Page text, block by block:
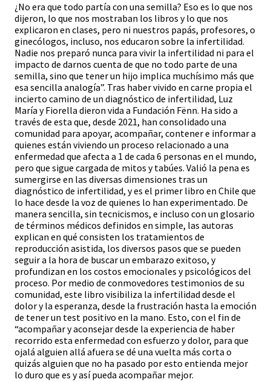
¿No era que todo partía con una semilla? Eso es lo que nos
dijeron, lo que nos mostraban los libros y lo que nos
explicaron en clases, pero ni nuestros papás, profesores, o
ginecólogos, incluso, nos educaron sobre la infertilidad.
Nadie nos preparó nunca para vivir la infertilidad ni para el
impacto de darnos cuenta de que no todo parte de una
semilla, sino que tener un hijo implica muchísimo más que
esa sencilla analogía”. Tras haber vivido en carne propia el
incierto camino de un diagnóstico de infertilidad, Luz
María y Fiorella dieron vida a Fundación Fënn. Ha sido a
través de esta que, desde 2021, han consolidado una
comunidad para apoyar, acompañar, contener e informar a
quienes están viviendo un proceso relacionado a una
enfermedad que afecta a 1 de cada 6 personas en el mundo,
pero que sigue cargada de mitos y tabúes. Valió la pena es
sumergirse en las diversas dimensiones tras un
diagnóstico de infertilidad, y es el primer libro en Chile que
lo hace desde la voz de quienes lo han experimentado. De
manera sencilla, sin tecnicismos, e incluso con un glosario
de términos médicos definidos en simple, las autoras
explican en qué consisten los tratamientos de
reproducción asistida, los diversos pasos que se pueden
seguir a la hora de buscar un embarazo exitoso, y
profundizan en los costos emocionales y psicológicos del
proceso. Por medio de conmovedores testimonios de su
comunidad, este libro visibiliza la infertilidad desde el
dolor y la esperanza, desde la frustración hasta la emoción
de tener un test positivo en la mano. Esto, con el fin de
“acompañar y aconsejar desde la experiencia de haber
recorrido esta enfermedad con esfuerzo y dolor, para que
ojalá alguien allá afuera se dé una vuelta más corta o
quizás alguien que no ha pasado por esto entienda mejor
lo duro que es y así pueda acompañar mejor.